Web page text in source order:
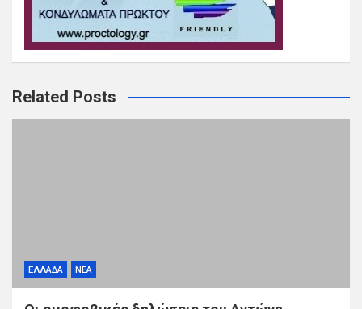
Related Posts
ΕΛΛΑΔΑ ΝΕΑ